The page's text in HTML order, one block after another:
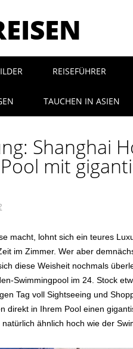
REISEFÜHRER
TAUCHEN IN ASIEN
Shanghai
mit
macht, lohnt sich ein teures
im Zimmer. Wer aber
diese Weisheit nochmals
Swimmingpool im 24. Stock
Tag voll Sightseeing und
direkt in Ihrem Pool einen
ähnlich hoch wie der